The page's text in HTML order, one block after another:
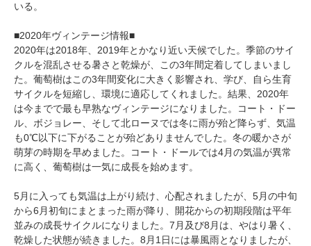
いる。
■2020年ヴィンテージ情報■
2020年は2018年、2019年とかなり近い天候でした。季節のサイ
クルを混乱させる暑さと乾燥が、この3年間定着してしまいまし
た。葡萄樹はこの3年間変化に大きく影響され、学び、自ら生育
サイクルを短縮し、環境に適応してくれました。結果、2020年
は今までで最も早熟なヴィンテージになりました。コート・ドー
ル、ボジョレー、そして北ローヌでは冬に雨が殆ど降らず、気温
も0℃以下に下がることが殆どありませんでした。冬の暖かさが
萌芽の時期を早めました。コート・ドールでは4月の気温が異常
に高く、葡萄樹は一気に成長を始めます。
5月に入っても気温は上がり続け、心配されましたが、5月の中旬
から6月初旬にまとまった雨が降り、開花からの初期段階は平年
並みの成長サイクルになりました。7月及び8月は、やはり暑く、
乾燥した状態が続きました。8月1日には暴風雨となりましたが、